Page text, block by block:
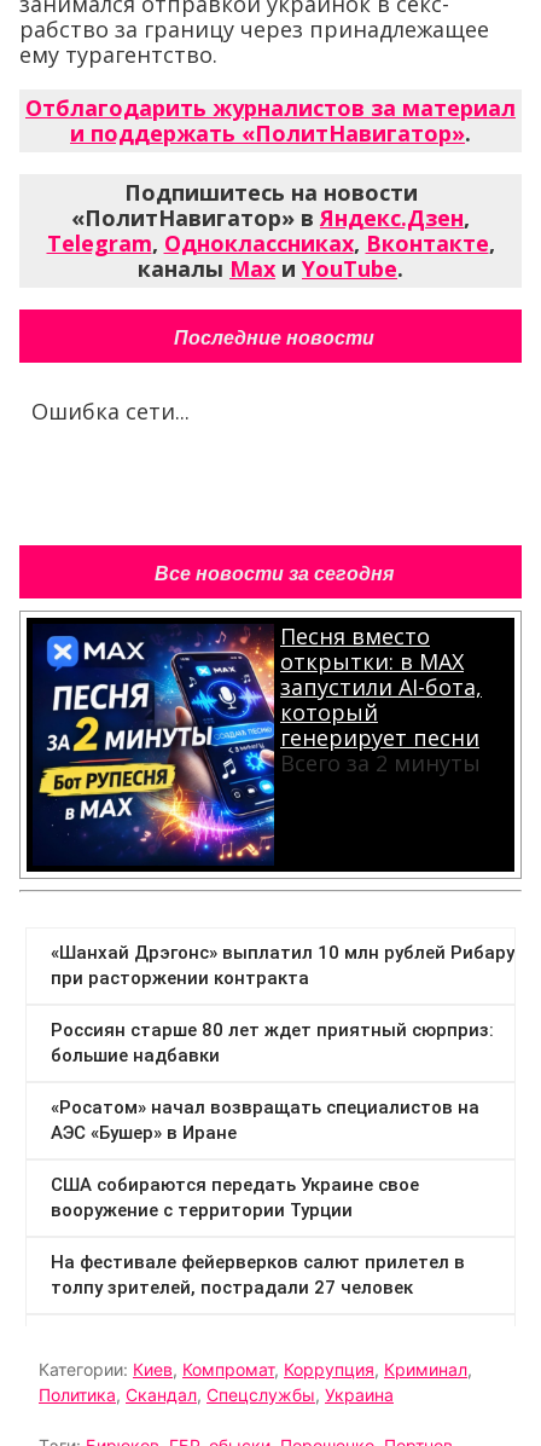
рабство за границу через принадлежащее
ему турагентство.
Отблагодарить журналистов за материал
и поддержать «ПолитНавигатор».
Подпишитесь на новости
«ПолитНавигатор» вЯндекс.Дзен,
Telegram, Одноклассниках, Вконтакте,
каналы Max и YouTube.
Последние новости
Ошибка сети...
Все новости за сегодня
Песня вместо
открытки: в MAX
запустили AI-бота,
который
генерирует песни
Всего за 2 минуты
Категории: Киев, Компромат, Коррупция, Криминал,
Политика, Скандал, Спецслужбы, Украина